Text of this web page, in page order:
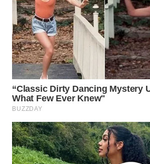
ADVOKAT
WAHANA
INFRASTRUKTUR
WAHANA
KONSUMEN
WAHANA
WAHANA
TRAVEL